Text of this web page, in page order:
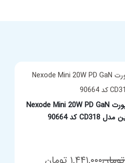
شارژر دیواری تک پورت Nexode Mini 20W PD GaN
قیمت
قیمت